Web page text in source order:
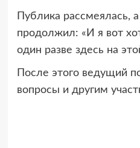
Публика рассмеялась,
продолжил: «И я вот
один разве здесь на
После этого ведущий
вопросы и другим